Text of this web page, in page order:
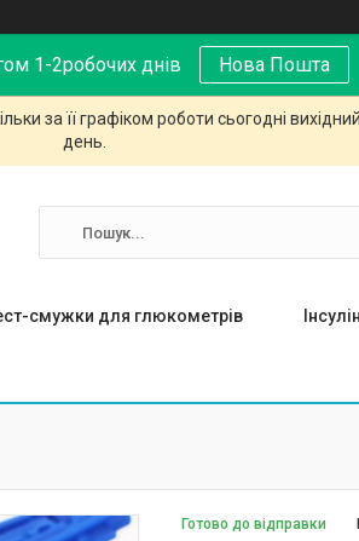
1-2робочих днів Нова Пошта
за її графіком роботи сьогодні
день.
смужки для глюкометрів
Готово до відправки